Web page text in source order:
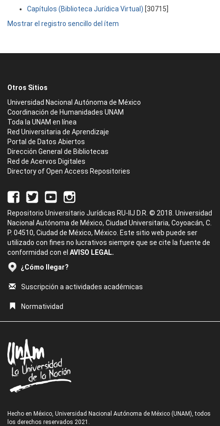
Capítulos (Biblioteca Jurídica Virtual) [30715]
Mostrar el registro sencillo del ítem
Otros Sitios
Universidad Nacional Autónoma de México
Coordinación de Humanidades UNAM
Toda la UNAM en línea
Red Universitaria de Aprendizaje
Portal de Datos Abiertos
Dirección General de Bibliotecas
Red de Acervos Digitales
Directory of Open Access Repositories
Repositorio Universitario Jurídicas RU-IIJ D.R. © 2018. Universidad
Nacional Autónoma de México, Ciudad Universitaria, Coyoacán, C.
P. 04510, Ciudad de México, México. Este sitio web puede ser
utilizado con fines no lucrativos siempre que se cite la fuente de
conformidad con el AVISO LEGAL.
¿Cómo llegar?
Suscripción a actividades académicas
Normatividad
Hecho en México, Universidad Nacional Autónoma de México (UNAM), todos
los derechos reservados 2021.